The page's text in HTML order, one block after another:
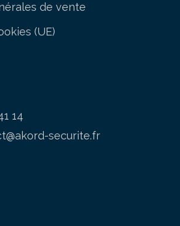
de vente
(UE)
14
securite.fr